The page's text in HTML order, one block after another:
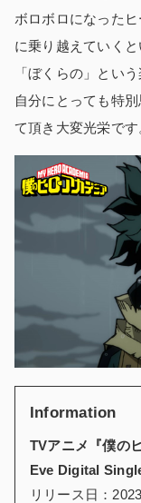
ボロボロになった
に乗り越えていく
「ぼくらの」とい
自分にとっても特
て頂き大変光栄です
Information
TVアニメ『僕の
Eve Digital
リリース日：